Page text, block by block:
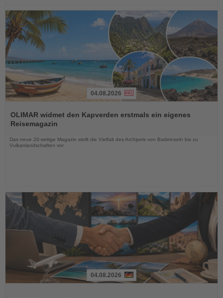
Sie
die
Nachrichten
04.08.2026
OLIMAR widmet den Kapverden erstmals ein eigenes
Reisemagazin
Das neue 20-seitige Magazin stellt die Vielfalt des Archipels von Badeinseln bis zu
Vulkanlandschaften vor
04.08.2026